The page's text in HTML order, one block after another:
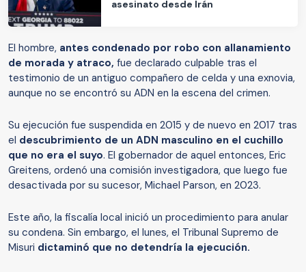
asesinato desde Irán
El hombre, antes condenado por robo con allanamiento
de morada y atraco, fue declarado culpable tras el
testimonio de un antiguo compañero de celda y una exnovia,
aunque no se encontró su ADN en la escena del crimen.
Su ejecución fue suspendida en 2015 y de nuevo en 2017 tras
el descubrimiento de un ADN masculino en el cuchillo
que no era el suyo. El gobernador de aquel entonces, Eric
Greitens, ordenó una comisión investigadora, que luego fue
desactivada por su sucesor, Michael Parson, en 2023.
Este año, la fiscalía local inició un procedimiento para anular
su condena. Sin embargo, el lunes, el Tribunal Supremo de
Misuri dictaminó que no detendría la ejecución.